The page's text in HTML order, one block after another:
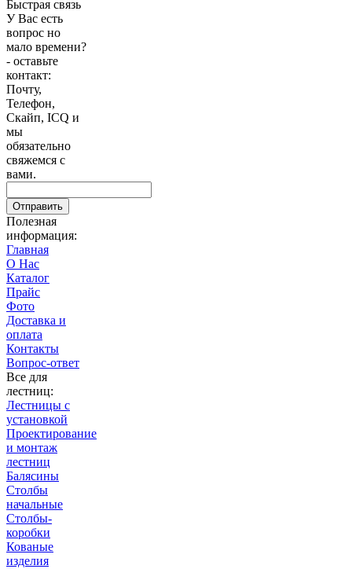
Быстрая связь
У Вас есть
вопрос но
мало времени?
- оставьте
контакт:
Почту,
Телефон,
Скайп, ICQ и
мы
обязательно
свяжемся с
вами.
Отправить
Полезная
информация:
Главная
О Нас
Каталог
Прайс
Фото
Доставка и
оплата
Контакты
Вопрос-ответ
Все для
лестниц:
Лестницы с
установкой
Проектирование
и монтаж
лестниц
Балясины
Столбы
начальные
Столбы-
коробки
Кованые
изделия